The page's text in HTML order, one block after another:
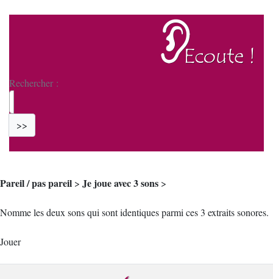
Rechercher :
>>
Pareil / pas pareil > Je joue avec 3 sons >
Nomme les deux sons qui sont identiques parmi ces 3 extraits sonores.
Jouer